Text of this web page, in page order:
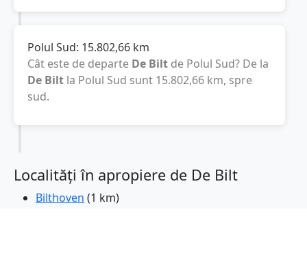
Polul Sud: 15.802,66 km
Cât este de departe De Bilt de Polul Sud? De la
De Bilt la Polul Sud sunt 15.802,66 km, spre
sud.
Localități în apropiere de De Bilt
Bilthoven (1 km)